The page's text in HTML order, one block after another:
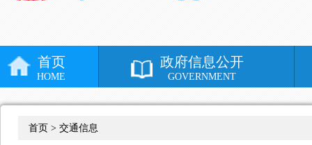
首页
HOME
政府信息公开
GOVERNMENT
首页 > 交通信息